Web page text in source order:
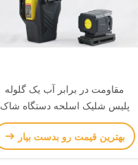
مقاومت در برابر آب یک گلوله
پلیس شلیک اسلحه دستگاه شاک
الکتریکی
بهترین قیمت رو بدست بیار